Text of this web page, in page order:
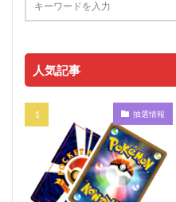
人気記事
抽選情報